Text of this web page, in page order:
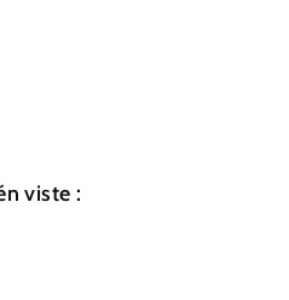
viste :